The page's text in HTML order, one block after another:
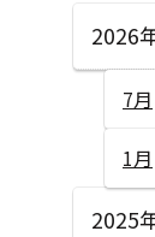
2026
7月
1月
2025